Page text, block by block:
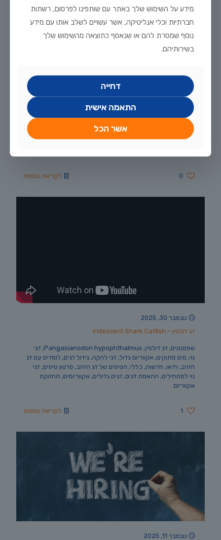
משלוח דגי נוי ענק לחוות דג הזהב – דצמבר 2025
הסופה ביירן בחוץ? זה הזמן המושלם לשדרוג האקווריום! משלוח דגי
נוי ענק נחת בחוות דג הזהב: מגוון ציקלידים, דגי להקה, שפמנונים,
דגי זהב ומיוחדים. היכנסו לצפייה ברשימה המלאה ובואו לבחור את
0 לקריאה נוספת
נובמבר 30, 2025
דג דולפין – Iridescent Shark Catfish
שפמנונים, דג דולפין, Pangasianodon hypophthalmus, דגי
נוי, מים מתוקים, אקווריום גדול, דגי להקה, גידול דגים, לומדים עם דג
הזהב, וידאו, חדשות, כללי, הטיפים של דג הזהב, סרטון טיפים, דגי
נוי למתחילים, התאמת דגים, דגים גדולים, אקווריומים, תחזוקת
אקווריום
1 לקריאה נוספת
נובמבר 11, 2025
מידע על השימוש שלך באתר עם שותפינו לפרסום, רשתות
חברתיות וכלי אנליטיקה, אשר עשויים לשלב אותו עם מידע
נוסף שמסרת להם או שנאסף כתוצאה מהשימוש שלך
בשירותיהם.
דחייה
התאמה אישית
אשר הכל